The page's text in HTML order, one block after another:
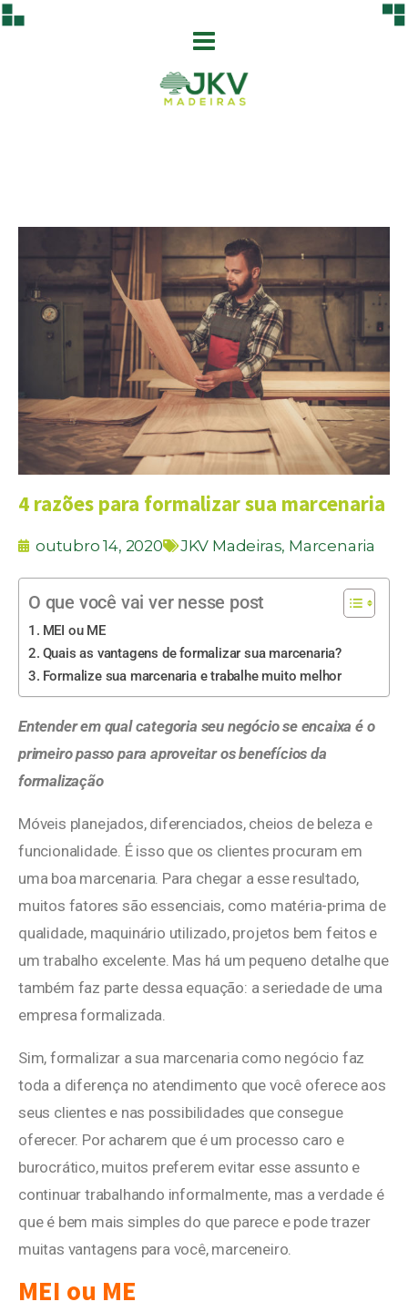
4 razões para formalizar sua marcenaria
outubro 14, 2020 JKV Madeiras, Marcenaria
O que você vai ver nesse post
MEI ou ME
Quais as vantagens de formalizar sua marcenaria?
Formalize sua marcenaria e trabalhe muito melhor
Entender em qual categoria seu negócio se encaixa é o
primeiro passo para aproveitar os benefícios da
formalização
Móveis planejados, diferenciados, cheios de beleza e
funcionalidade. É isso que os clientes procuram em
uma boa marcenaria. Para chegar a esse resultado,
muitos fatores são essenciais, como matéria-prima de
qualidade, maquinário utilizado, projetos bem feitos e
um trabalho excelente. Mas há um pequeno detalhe que
também faz parte dessa equação: a seriedade de uma
empresa formalizada.
Sim, formalizar a sua marcenaria como negócio faz
toda a diferença no atendimento que você oferece aos
seus clientes e nas possibilidades que consegue
oferecer. Por acharem que é um processo caro e
burocrático, muitos preferem evitar esse assunto e
continuar trabalhando informalmente, mas a verdade é
que é bem mais simples do que parece e pode trazer
muitas vantagens para você, marceneiro.
MEI ou ME